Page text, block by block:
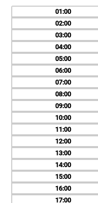
01
02
03
04
05
06
07
08
09
10
11
12
13
14
15
16
17